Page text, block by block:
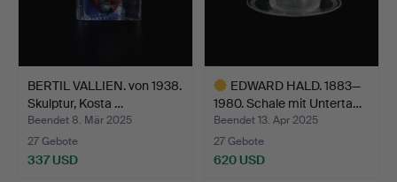
BERTIL VALLIEN. von 1938.
Skulptur, Kosta …
Beendet 8. Mär 2025
27 Gebote
337 USD
EDWARD HALD. 1883—
1980. Schale mit Unterta…
Beendet 13. Apr 2025
27 Gebote
620 USD